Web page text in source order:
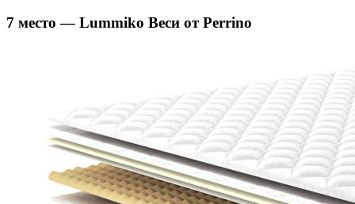
7 место — Lummiko Веси от Perrino